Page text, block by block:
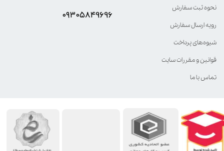
نحوه ثبت سفارش
رویه ارسال سفارش
شیوه‌های پرداخت
قوانین و مقررات سایت
تماس با ما
۰۹۳۰۵8۴9696